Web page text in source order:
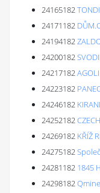
24165182
24171182
24194182
24200182
24217182
24223182
24246182
24252182
24269182 KŘÍŽ
24275182
24281182 1845
24298182